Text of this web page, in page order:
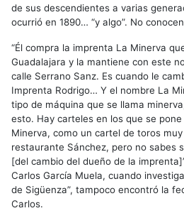
de sus descendientes a varias
ocurrió en 1890… “y algo”. No
“Él compra la imprenta La Minerva
Guadalajara y la mantiene con este
calle Serrano Sanz. Es cuando le
Imprenta Rodrigo… Y el nombre La
tipo de máquina que se llama
esto. Hay carteles en los que se
Minerva, como un cartel de toros
restaurante Sánchez, pero no sabes
[del cambio del dueño de la
Carlos García Muela, cuando
de Sigüenza”, tampoco encontró la
Carlos.